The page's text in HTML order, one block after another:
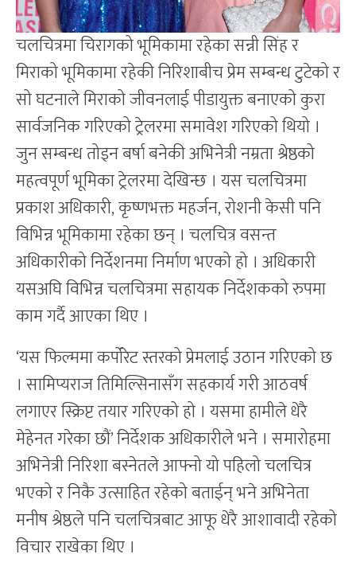
चलचित्रमा चिरागको भूमिकामा रहेका सन्नी सिंह र
मिराको भूमिकामा रहेकी निरिशाबीच प्रेम सम्बन्ध टुटेको र
सो घटनाले मिराको जीवनलाई पीडायुक्त बनाएको कुरा
सार्वजनिक गरिएको ट्रेलरमा समावेश गरिएको थियो ।
जुन सम्बन्ध तोड्न बर्षा बनेकी अभिनेत्री नम्रता श्रेष्ठको
महत्वपूर्ण भूमिका ट्रेलरमा देखिन्छ । यस चलचित्रमा
प्रकाश अधिकारी, कृष्णभक्त महर्जन, रोशनी केसी पनि
विभिन्न भूमिकामा रहेका छन् । चलचित्र वसन्त
अधिकारीको निर्देशनमा निर्माण भएको हो । अधिकारी
यसअघि विभिन्न चलचित्रमा सहायक निर्देशकको रुपमा
काम गर्दै आएका थिए ।
‘यस फिल्ममा कर्पोरेट स्तरको प्रेमलाई उठान गरिएको छ
। सामिप्यराज तिमिल्सिनासँग सहकार्य गरी आठवर्ष
लगाएर स्क्रिप्ट तयार गरिएको हो । यसमा हामीले धेरै
मेहेनत गरेका छौं’ निर्देशक अधिकारीले भने । समारोहमा
अभिनेत्री निरिशा बस्नेतले आफ्नो यो पहिलो चलचित्र
भएको र निकै उत्साहित रहेको बताईन् भने अभिनेता
मनीष श्रेष्ठले पनि चलचित्रबाट आफू धेरै आशावादी रहेको
विचार राखेका थिए ।